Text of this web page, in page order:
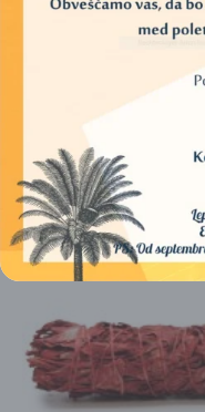
vsakega posameznika.
PODOBNI